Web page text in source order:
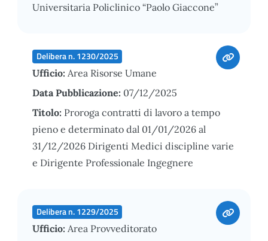
Universitaria Policlinico “Paolo Giaccone”
Delibera n. 1230/2025
Ufficio: Area Risorse Umane
Data Pubblicazione: 07/12/2025
Titolo: Proroga contratti di lavoro a tempo
pieno e determinato dal 01/01/2026 al
31/12/2026 Dirigenti Medici discipline varie
e Dirigente Professionale Ingegnere
Delibera n. 1229/2025
Ufficio: Area Provveditorato